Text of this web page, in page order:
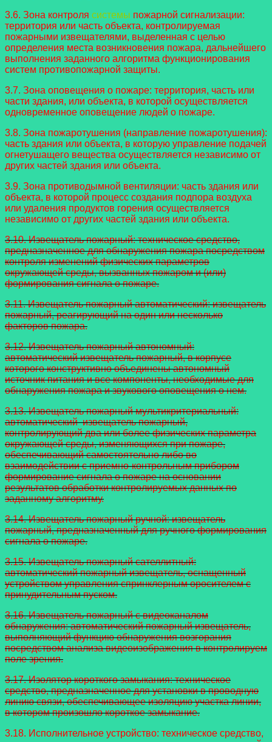
3.6. Зона контроля системы пожарной сигнализации:
территория или часть объекта, контролируемая
пожарными извещателями, выделенная с целью
определения места возникновения пожара, дальнейшего
выполнения заданного алгоритма функционирования
систем противопожарной защиты.
3.7. Зона оповещения о пожаре: территория, часть или
части здания, или объекта, в которой осуществляется
одновременное оповещение людей о пожаре.
3.8. Зона пожаротушения (направление пожаротушения):
часть здания или объекта, в которую управление подачей
огнетушащего вещества осуществляется независимо от
других частей здания или объекта.
3.9. Зона противодымной вентиляции: часть здания или
объекта, в которой процесс создания подпора воздуха
или удаления продуктов горения осуществляется
независимо от других частей здания или объекта.
3.10. Извещатель пожарный: техническое средство,
предназначенное для обнаружения пожара посредством
контроля изменений физических параметров
окружающей среды, вызванных пожаром и (или)
формирования сигнала о пожаре.
3.11. Извещатель пожарный автоматический: извещатель
пожарный,реагирующий на один или несколько
факторов пожара.
3.12. Извещатель пожарный автономный:
автоматический извещательпожарный, в корпусе
которого конструктивно объединены автономный
источник питания и все компоненты, необходимые для
обнаружения пожара и звукового оповещения о нем.
3.13. Извещатель пожарный мультикритериальный:
автоматическийизвещатель пожарный,
контролирующий два или более физических параметра
окружающей среды, изменяющихся при пожаре,
обеспечивающий самостоятельно либо во
взаимодействии с приемно-контрольным прибором
формирование сигнала о пожаре на основании
результатов обработки контролируемых данных по
заданному алгоритму.
3.14. Извещатель пожарный ручной: извещатель
пожарный,предназначенный для ручного формирования
сигнала о пожаре.
3.15. Извещатель пожарный сателлитный:
автоматический пожарныйизвещатель, оснащенный
устройством управления спринклерным оросителем с
принудительным пуском.
3.16. Извещатель пожарный с видеоканалом
обнаружения: автоматический пожарный извещатель,
выполняющий функцию обнаружения возгорания
посредством анализа видеоизображения в контролируем
поле зрения.
3.17. Изолятор короткого замыкания: техническое
средство,предназначенное для установки в проводную
линию связи, обеспечивающее изоляцию участка линии,
в котором произошло короткое замыкание.
3.18. Исполнительное устройство: техническое средство,